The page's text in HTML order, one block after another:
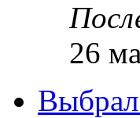
26
Выбрал